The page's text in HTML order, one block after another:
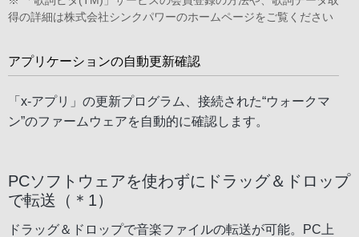
得の詳細は株式会社シンクパワーのホームページをご覧ください
アプリケーションの自動更新確認
「x-アプリ」の更新プログラム、接続された“ウォークマ
ン”のファームウェアを自動的に確認します。
PCソフトウェアを使わずにドラッグ＆ドロップ
で転送（＊1）
ドラッグ＆ドロップで音楽ファイルの転送が可能。PC上